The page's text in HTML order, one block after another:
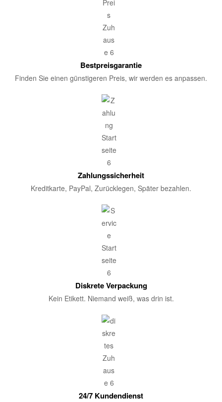
Bestpreisgarantie
Finden Sie einen günstigeren Preis, wir werden es anpassen.
Zahlungssicherheit
Kreditkarte, PayPal, Zurücklegen, Später bezahlen.
Diskrete Verpackung
Kein Etikett. Niemand weiß, was drin ist.
24/7 Kundendienst